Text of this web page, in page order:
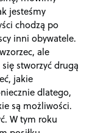
jesteśmy
chodzą po
inni obywatele.
ale
stworzyć drugą
jakie
dlatego,
są możliwości.
W tym roku